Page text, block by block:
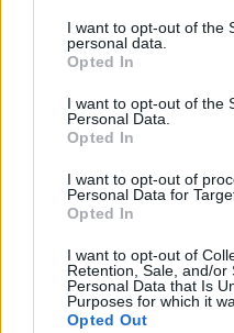
not limited to your visit or
grant or deny consent to
use your data for below
consent section.
I want to opt-out of the
personal data.
Opted In
I want to opt-out of the
Personal Data.
Opted In
I want to opt-out of
Personal Data for
Opted In
I want to opt-out of
Retention, Sale, and/or
Personal Data that Is
Purposes for which it
Opted Out
Forrás:MTI
Koncert Zene Plácido
Technika